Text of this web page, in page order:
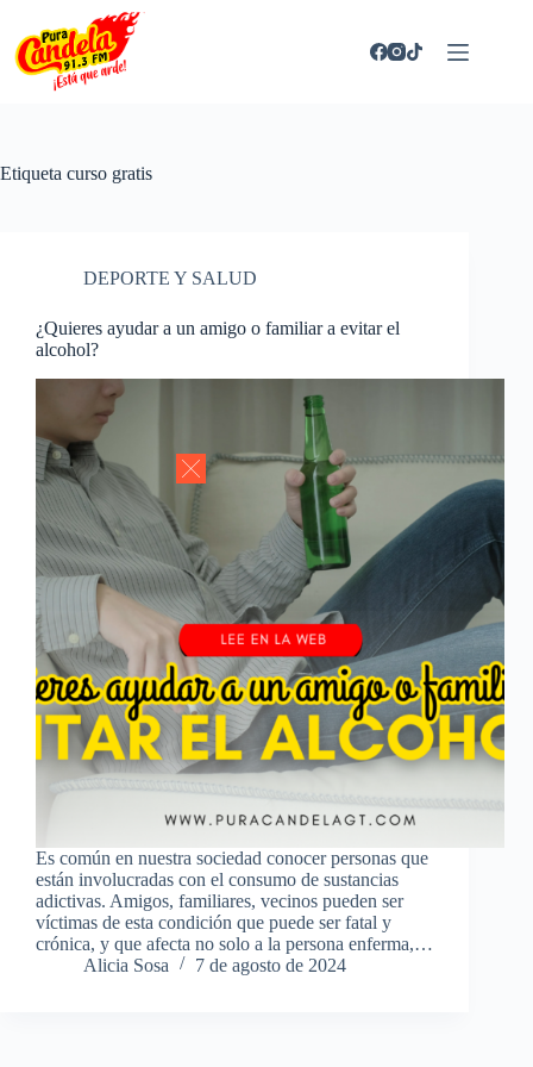
contenido
Etiqueta curso gratis
DEPORTE Y SALUD
¿Quieres ayudar a un amigo o familiar a evitar el
alcohol?
Es común en nuestra sociedad conocer personas que
están involucradas con el consumo de sustancias
adictivas. Amigos, familiares, vecinos pueden ser
víctimas de esta condición que puede ser fatal y
crónica, y que afecta no solo a la persona enferma,…
Alicia Sosa
7 de agosto de 2024